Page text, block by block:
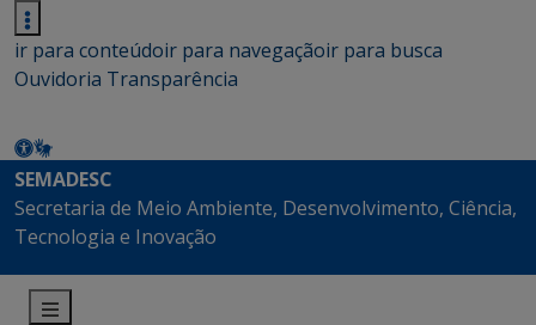
ir para conteúdoir para navegaçãoir para busca
Ouvidoria Transparência
SEMADESC
Secretaria de Meio Ambiente, Desenvolvimento, Ciência,
Tecnologia e Inovação